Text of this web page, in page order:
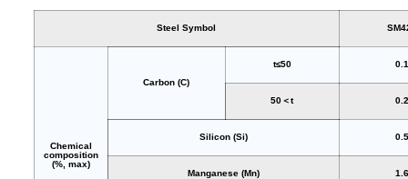
Steel Symbol
Chemical
composition
(%, max)
Carbon (C)
t≤50
50＜t
Silicon (Si)
Manganese (Mn)